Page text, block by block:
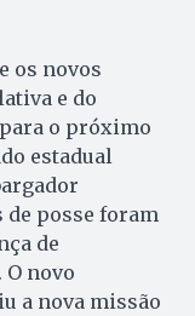
os novos
e do
o próximo
estadual
de posse foram
de
O novo
a nova missão